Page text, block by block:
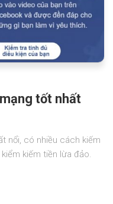
tốt nhất
nổi, có nhiều cách kiếm
kiếm tiền lừa đảo.